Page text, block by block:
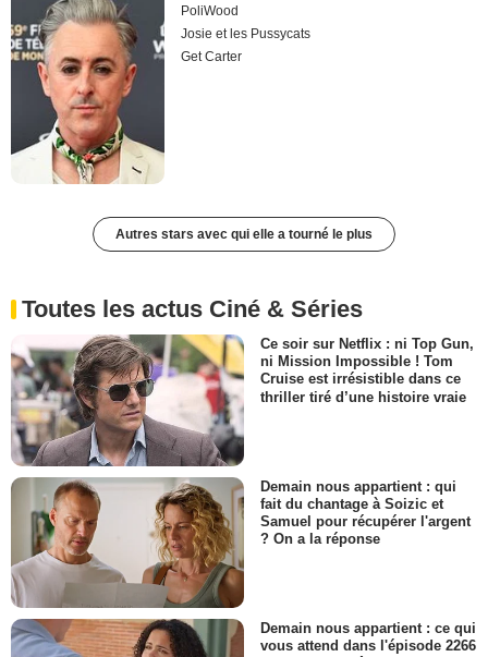
PoliWood
Josie et les Pussycats
Get Carter
Autres stars avec qui elle a tourné le plus
Toutes les actus Ciné & Séries
Ce soir sur Netflix : ni Top Gun,
ni Mission Impossible ! Tom
Cruise est irrésistible dans ce
thriller tiré d’une histoire vraie
Demain nous appartient : qui
fait du chantage à Soizic et
Samuel pour récupérer l'argent
? On a la réponse
Demain nous appartient : ce qui
vous attend dans l'épisode 2266